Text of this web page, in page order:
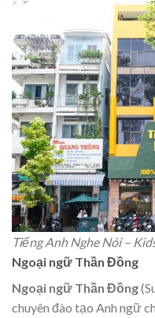
Tiếng Anh Nghe Nói –
Ngoại ngữ Thần Đồng
Ngoại ngữ Thần Đồng
chuyên đào tạo Anh ngữ